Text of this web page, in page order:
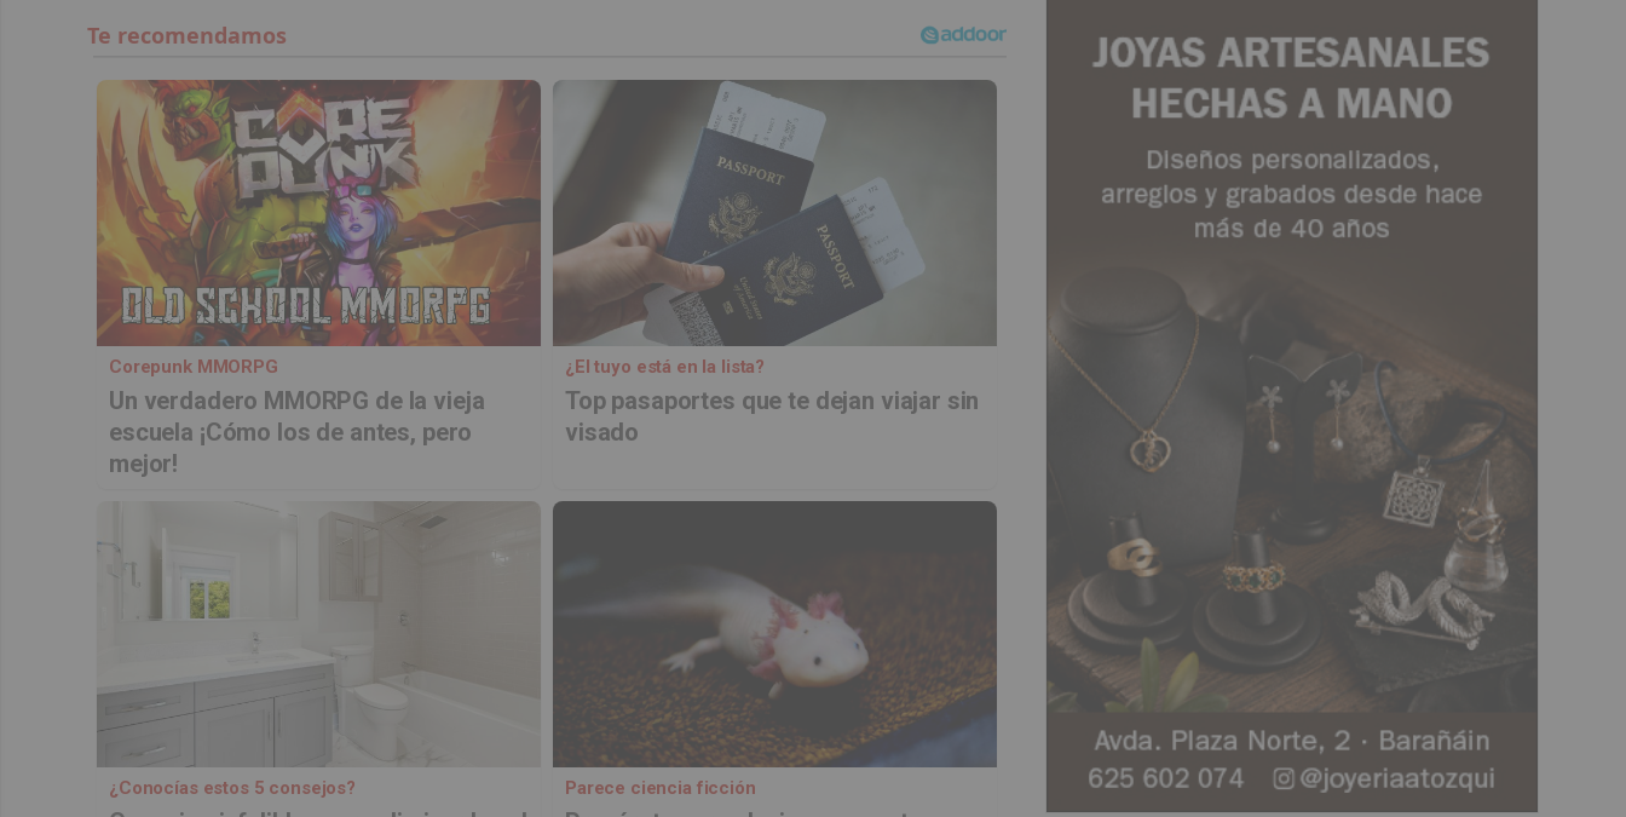
Corepunk MMORPG
Un verdadero MMORPG de la vieja
escuela ¡Cómo los de antes, pero
mejor!
¿El tuyo está en la lista?
Top pasaportes que te dejan viajar sin
visado
¿Conocías estos 5 consejos? Parece ciencia ficción